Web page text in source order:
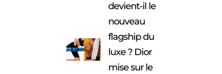
devient-il le
nouveau
flagship du
luxe ? Dior
mise sur le